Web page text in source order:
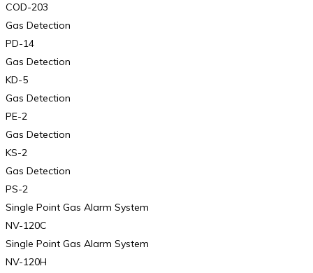
COD-203
Gas Detection
PD-14
Gas Detection
KD-5
Gas Detection
PE-2
Gas Detection
KS-2
Gas Detection
PS-2
Single Point Gas Alarm System
NV-120C
Single Point Gas Alarm System
NV-120H